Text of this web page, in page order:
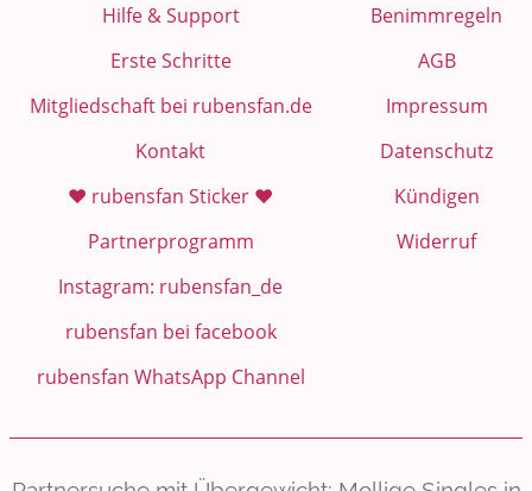
Hilfe & Support
Erste Schritte
Mitgliedschaft bei rubensfan.de
Kontakt
❤️ rubensfan Sticker ❤️
Partnerprogramm
Instagram: rubensfan_de
rubensfan bei facebook
rubensfan WhatsApp Channel
Benimmregeln
AGB
Impressum
Datenschutz
Kündigen
Widerruf